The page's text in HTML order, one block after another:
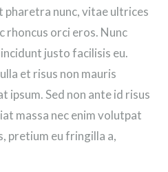
pharetra nunc, vitae ultrices
rhoncus orci eros. Nunc
justo facilisis eu.
et risus non mauris
ipsum. Sed non ante id risus
massa nec enim volutpat
pretium eu fringilla a,